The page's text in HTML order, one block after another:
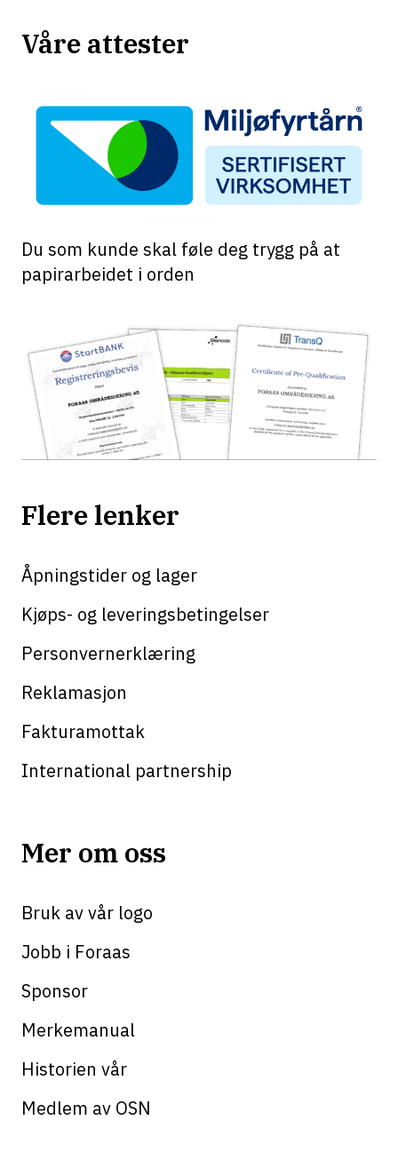
Våre attester
Du som kunde skal føle deg trygg på at
papirarbeidet i orden
Flere lenker
Åpningstider og lager
Kjøps- og leveringsbetingelser
Personvernerklæring
Reklamasjon
Fakturamottak
International partnership
Mer om oss
Bruk av vår logo
Jobb i Foraas
Sponsor
Merkemanual
Historien vår
Medlem av OSN